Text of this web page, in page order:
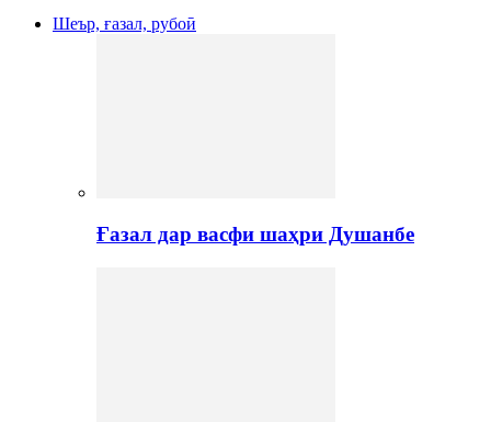
Шеър, ғазал, рубоӣ
Ғазал дар васфи шаҳри Душанбе